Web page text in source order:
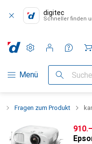
digitec
Schneller finden
Navigation nach
Menü Suche
Einstellungen
Kundenkonto
Vergleichslisten
Merklisten
Warenkorb
Fragen zum Produkt
CHF
910.–